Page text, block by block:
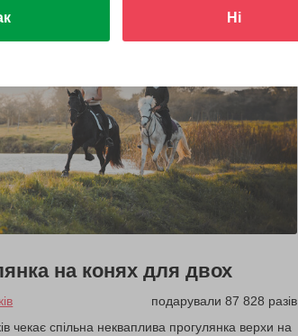
на конях для двох
подарували 87 828 разів
чекає спільна некваплива прогулянка верхи на
Ні